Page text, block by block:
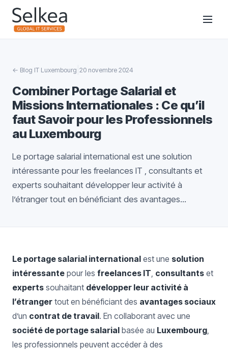
← Blog IT Luxembourg 20 novembre 2024
Combiner Portage Salarial et
Missions Internationales : Ce qu’il
faut Savoir pour les Professionnels
au Luxembourg
Le portage salarial international est une solution
intéressante pour les freelances IT , consultants et
experts souhaitant développer leur activité à
l’étranger tout en bénéficiant des avantages...
Le portage salarial international est une solution
intéressante pour les freelances IT, consultants et
experts souhaitant développer leur activité à
l’étranger tout en bénéficiant des avantages sociaux
d’un contrat de travail. En collaborant avec une
société de portage salarial basée au Luxembourg,
les professionnels peuvent accéder à des